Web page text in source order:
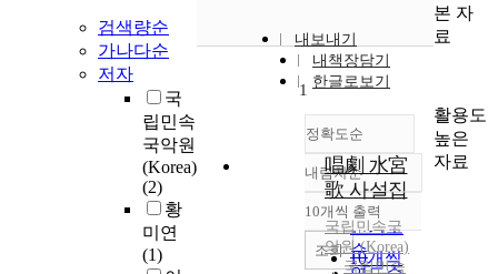
검색량순
가나다순
저자
국
립민속
국악원
(Korea)
(2)
황
미연
(1)
내보내기
내책장담기
한글로보기
정확도순
정확도
순
인기도
순
내림차순
내림차순
10개씩 출력
10개씩
조회
1
唱劇 水宮
歌 사설집
국립민속국
악원(Korea)
국립민속
본 자
료
활용도
높은
자료